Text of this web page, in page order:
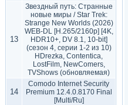
13
Звездный путь: Странные
новые миры / Star Trek:
Strange New Worlds (2026)
WEB-DL [H.265/2160p] [4K,
HDR10+, DV 8.1, 10-bit]
(сезон 4, серии 1-2 из 10)
HDrezka, Contentica,
LostFilm, NewComers,
TVShows (обновляемая)
14
Comodo Internet Security
Premium 12.4.0.8170 Final
[Multi/Ru]